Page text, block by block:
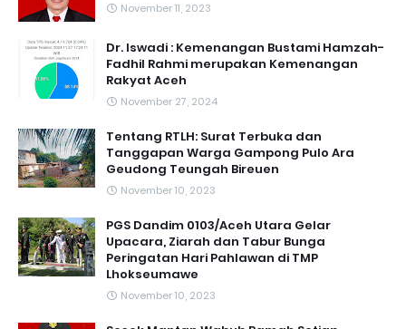
November 11, 2023
Dr. Iswadi : Kemenangan Bustami Hamzah-
Fadhil Rahmi merupakan Kemenangan
Rakyat Aceh
November 27, 2024
Tentang RTLH: Surat Terbuka dan
Tanggapan Warga Gampong Pulo Ara
Geudong Teungah Bireuen
November 10, 2023
PGS Dandim 0103/Aceh Utara Gelar
Upacara, Ziarah dan Tabur Bunga
Peringatan Hari Pahlawan di TMP
Lhokseumawe
November 10, 2023